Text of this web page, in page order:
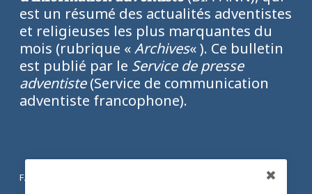
est un résumé des actualités adventistes
et religieuses les plus marquantes du
mois (rubrique «Archives« ). Ce bulletin
est publié par le Service de presse
adventiste(Service de communication
adventiste francophone).
FACEBOOK